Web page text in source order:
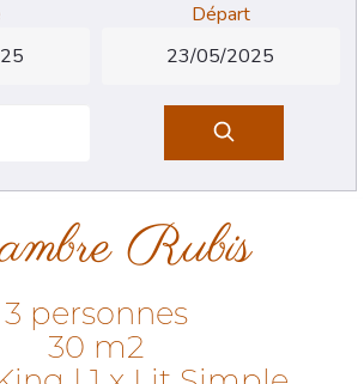
Départ
Rubis
3 personnes
30 m2